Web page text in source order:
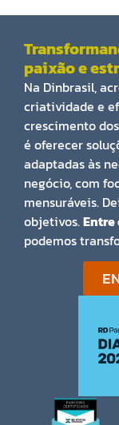
paixão e
Na Dinbrasil,
criatividade e
crescimento
é oferecer
adaptadas às
negócio, com
mensuráveis.
objetivos.Entre
podemos